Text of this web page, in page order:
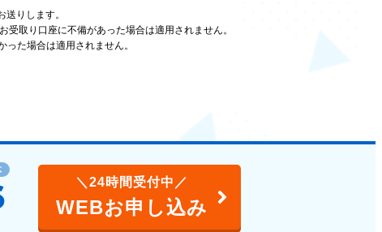
りします。
取り口座に不備があった場合は適用されません。
た場合は適用されません。
＼24時間受付中／
WEBお申し込み